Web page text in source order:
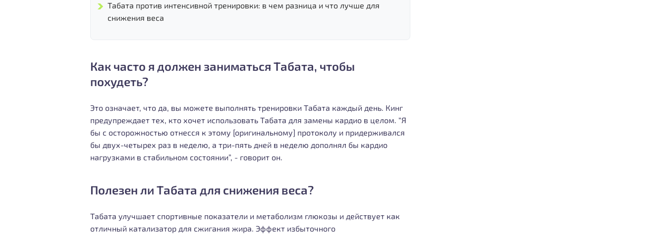
Табата против интенсивной тренировки: в чем разница и что лучше для
снижения веса
Как часто я должен заниматься Табата, чтобы
похудеть?
Это означает, что да, вы можете выполнять тренировки Табата каждый день. Кинг
предупреждает тех, кто хочет использовать Табата для замены кардио в целом. “Я
бы с осторожностью отнесся к этому [оригинальному] протоколу и придерживался
бы двух-четырех раз в неделю, а три-пять дней в неделю дополнял бы кардио
нагрузками в стабильном состоянии”, - говорит он.
Полезен ли Табата для снижения веса?
Табата улучшает спортивные показатели и метаболизм глюкозы и действует как
отличный катализатор для сжигания жира. Эффект избыточного